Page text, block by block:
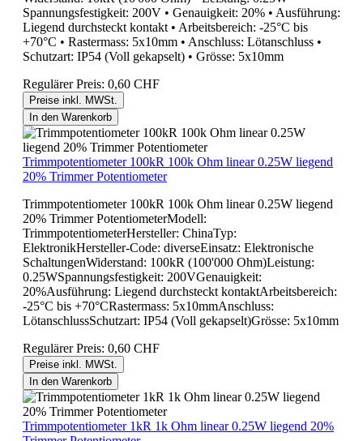
Spannungsfestigkeit: 200V • Genauigkeit: 20% • Ausführung:
Liegend durchsteckt kontakt • Arbeitsbereich: -25°C bis
+70°C • Rastermass: 5x10mm • Anschluss: Lötanschluss •
Schutzart: IP54 (Voll gekapselt) • Grösse: 5x10mm
Regulärer Preis: 0,60 CHF
Preise inkl. MWSt.
In den Warenkorb
Trimmpotentiometer 100kR 100k Ohm linear 0.25W liegend
20% Trimmer Potentiometer
Trimmpotentiometer 100kR 100k Ohm linear 0.25W liegend
20% Trimmer PotentiometerModell:
TrimmpotentiometerHersteller: ChinaTyp:
ElektronikHersteller-Code: diverseEinsatz: Elektronische
SchaltungenWiderstand: 100kR (100'000 Ohm)Leistung:
0.25WSpannungsfestigkeit: 200VGenauigkeit:
20%Ausführung: Liegend durchsteckt kontaktArbeitsbereich:
-25°C bis +70°CRastermass: 5x10mmAnschluss:
LötanschlussSchutzart: IP54 (Voll gekapselt)Grösse: 5x10mm
Regulärer Preis: 0,60 CHF
Preise inkl. MWSt.
In den Warenkorb
Trimmpotentiometer 1kR 1k Ohm linear 0.25W liegend 20%